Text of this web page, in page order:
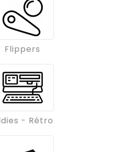
Flippers
- Rétro